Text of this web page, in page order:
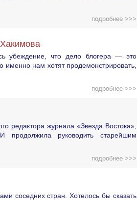
подробнее >>>
убеждение, что дело блогера — это
именно нам хотят продемонстрировать,
подробнее >>>
редактора журнала «Звезда Востока»,
руководить старейшим
подробнее >>>
соседних стран. Хотелось бы сказать